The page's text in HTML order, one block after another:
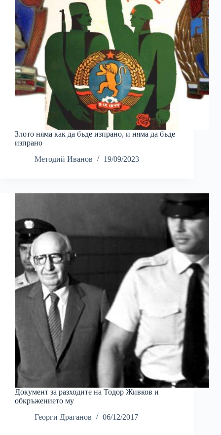
Злото няма как да бъде изпрано, и няма да бъде
изпрано
Методий Иванов
19/09/2023
Документ за разходите на Тодор Живков и
обкръжението му
Георги Драганов
06/12/2017